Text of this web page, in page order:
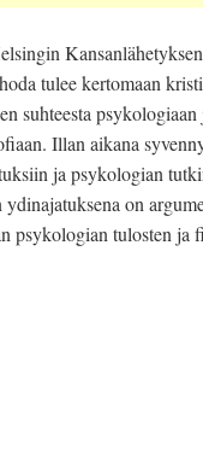
Kansanlähetyksen
tulee kertomaan
suhteesta psykologiaan
Illan aikana
ja psykologian
on
psykologian tulosten ja